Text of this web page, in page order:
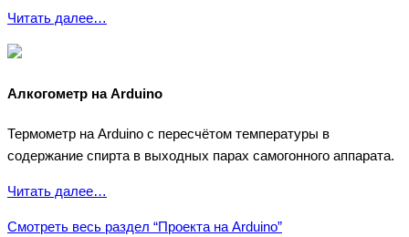
Читать далее…
Алкогометр на Arduino
Термометр на Arduino с пересчётом температуры в
содержание спирта в выходных парах самогонного аппарата.
Читать далее…
Смотреть весь раздел “Проекта на Arduino”